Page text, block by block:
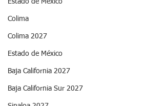
Estado de México
Colima
Colima 2027
Estado de México
Baja California 2027
Baja California Sur 2027